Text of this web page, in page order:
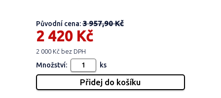
Původní cena:3 957,90 Kč
2 420 Kč
2 000 Kč bez DPH
Množství: ks